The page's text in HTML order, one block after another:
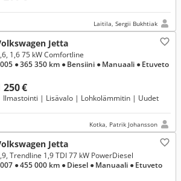
Laitila, Sergii Bukhtiak
Jetta
250 €
1,6 75 kW Comfortline
● 365 350 km ● Bensiini ● Manuaali ● Etuveto
Ilmastointi | Lisävalo | Lohkolämmitin | Uudet
Kotka, Patrik Johansson
Jetta
Trendline 1,9 TDI 77 kW PowerDiesel
● 455 000 km ● Diesel ● Manuaali ● Etuveto